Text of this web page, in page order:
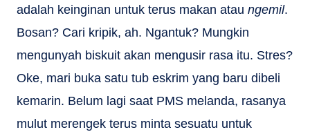
adalah keinginan untuk terus makan atau ngemil.
Bosan? Cari kripik, ah. Ngantuk? Mungkin
mengunyah biskuit akan mengusir rasa itu. Stres?
Oke, mari buka satu tub eskrim yang baru dibeli
kemarin. Belum lagi saat PMS melanda, rasanya
mulut merengek terus minta sesuatu untuk